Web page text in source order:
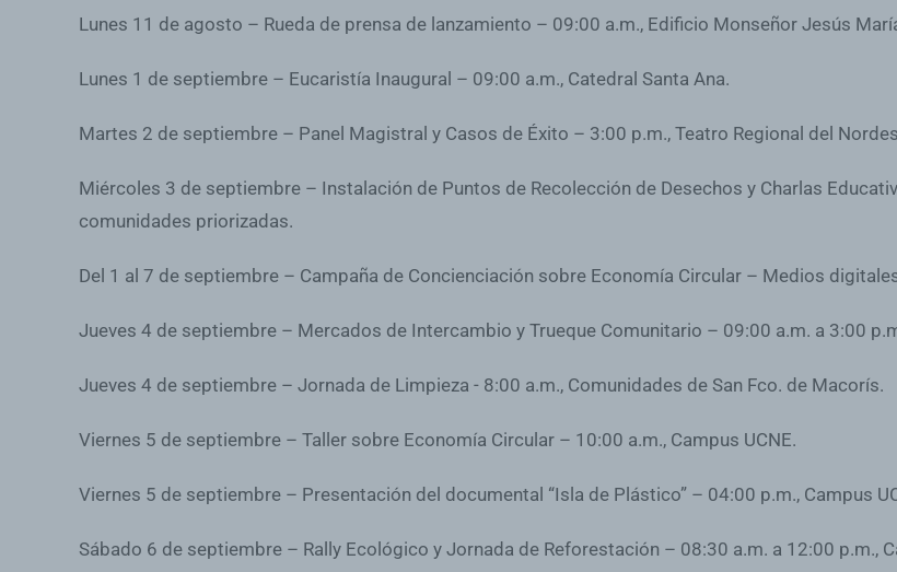
Lunes 11 de agosto – Rueda de prensa de lanzamiento – 09:00 a.m., Edificio Monseñor Jesús
Lunes 1 de septiembre – Eucaristía Inaugural – 09:00 a.m., Catedral Santa Ana.
Martes 2 de septiembre – Panel Magistral y Casos de Éxito – 3:00 p.m., Teatro Regional del
Miércoles 3 de septiembre – Instalación de Puntos de Recolección de Desechos y Charlas
comunidades priorizadas.
Del 1 al 7 de septiembre – Campaña de Concienciación sobre Economía Circular – Medios
Jueves 4 de septiembre – Mercados de Intercambio y Trueque Comunitario – 09:00 a.m. a 3:00
Jueves 4 de septiembre – Jornada de Limpieza - 8:00 a.m., Comunidades de San Fco. de Macorís.
Viernes 5 de septiembre – Taller sobre Economía Circular – 10:00 a.m., Campus UCNE.
Viernes 5 de septiembre – Presentación del documental “Isla de Plástico” – 04:00 p.m., Campus
Sábado 6 de septiembre – Rally Ecológico y Jornada de Reforestación – 08:30 a.m. a 12:00 p.m.,